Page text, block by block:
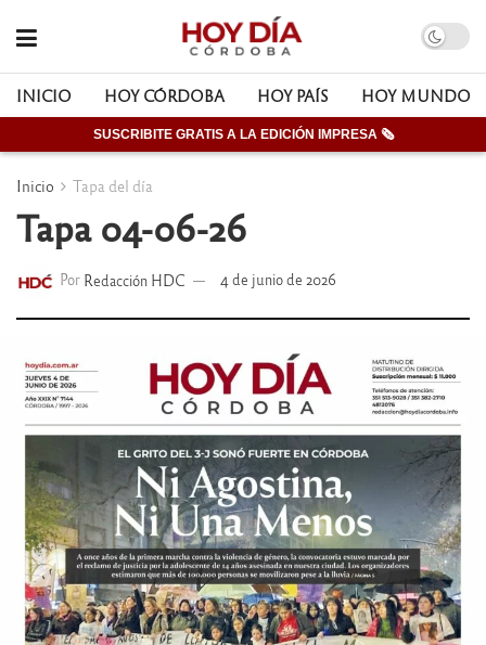
INICIO HOY CÓRDOBA HOY PAÍS HOY MUNDO
SUSCRIBITE GRATIS A LA EDICIÓN IMPRESA 🗞
Inicio Tapa del día
Tapa 04-06-26
Por Redacción HDC 4 de junio de 2026